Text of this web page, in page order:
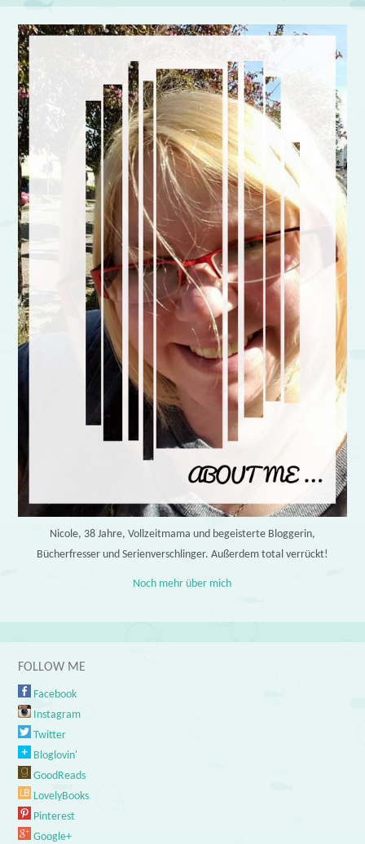
Nicole, 38 Jahre, Vollzeitmama und begeisterte Bloggerin,
Bücherfresser und Serienverschlinger. Außerdem total verrückt!
Noch mehr über mich
FOLLOW ME
Facebook
Instagram
Twitter
Bloglovin'
GoodReads
LovelyBooks
Pinterest
Google+